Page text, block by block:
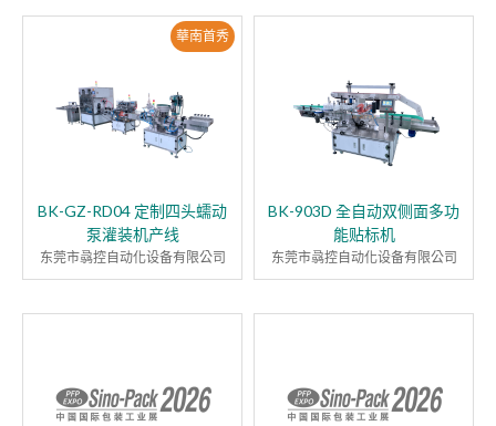
華南首秀
BK-GZ-RD04 定制四头蠕动
泵灌装机产线
东莞市骉控自动化设备有限公司
BK-903D 全自动双侧面多功
能贴标机
东莞市骉控自动化设备有限公司